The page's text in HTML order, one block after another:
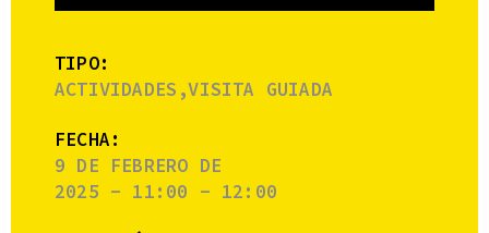
TIPO:
ACTIVIDADES,VISITA GUIADA
FECHA:
9 DE FEBRERO DE
2025 - 11:00 - 12:00